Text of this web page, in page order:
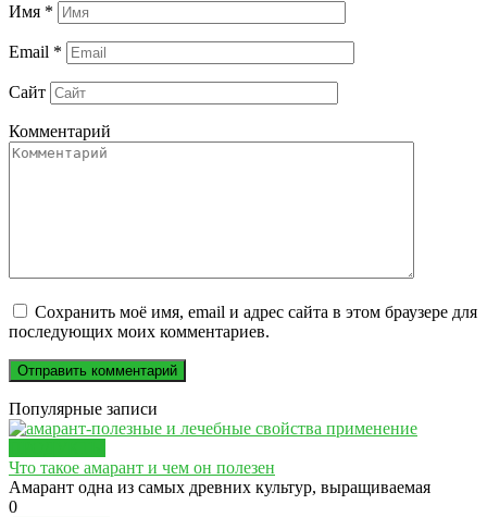
Имя *
Email *
Сайт
Комментарий
Сохранить моё имя, email и адрес сайта в этом браузере для
последующих моих комментариев.
Популярные записи
Что такое амарант и чем он полезен
Амарант одна из самых древних культур, выращиваемая
0